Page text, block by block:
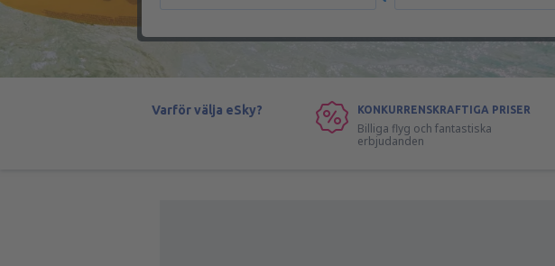
Varför välja eSky? KONKURRENSKRAFTIGA PRISER
Billiga flyg och fantastiska
erbjudanden